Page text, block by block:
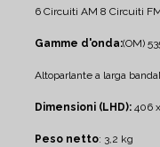
6 Circuiti AM 8 Circuiti
Gamme d'onda:(OM)
Altoparlante a larga banda
Dimensioni (LHD): 406
Peso netto: 3,2 kg